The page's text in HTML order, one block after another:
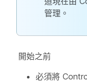
管理。
開始之前
必須將